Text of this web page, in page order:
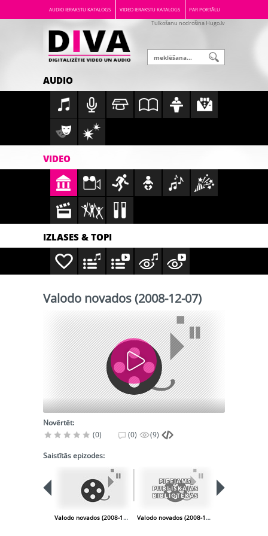
AUDIO IERAKSTU KATALOGS VIDEO IERAKSTU KATALOGS PAR PORTĀLU
Tulkošanu nodrošina Hugo.lv
AUDIO
VIDEO
IZLASES & TOPI
Valodo novados (2008-12-07)
Novērtēt:
(0)
(0) (9)
Saistītās epizodes:
Valodo novados (2008-11-20)
PIEEJAMS
PUBLISKAJĀS
BIBLIOTĒKĀS
Valodo novados (2008-12-14)